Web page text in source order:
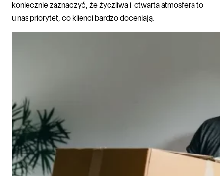
koniecznie zaznaczyć, że życzliwa i otwarta atmosfera to
u nas priorytet, co klienci bardzo doceniają.